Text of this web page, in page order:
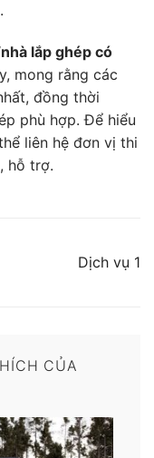
nhà lắp ghép có
mong rằng các
đồng thời
phù hợp. Để hiểu
liên hệ đơn vị thi
hỗ trợ.
Dịch vụ 1
CỦA